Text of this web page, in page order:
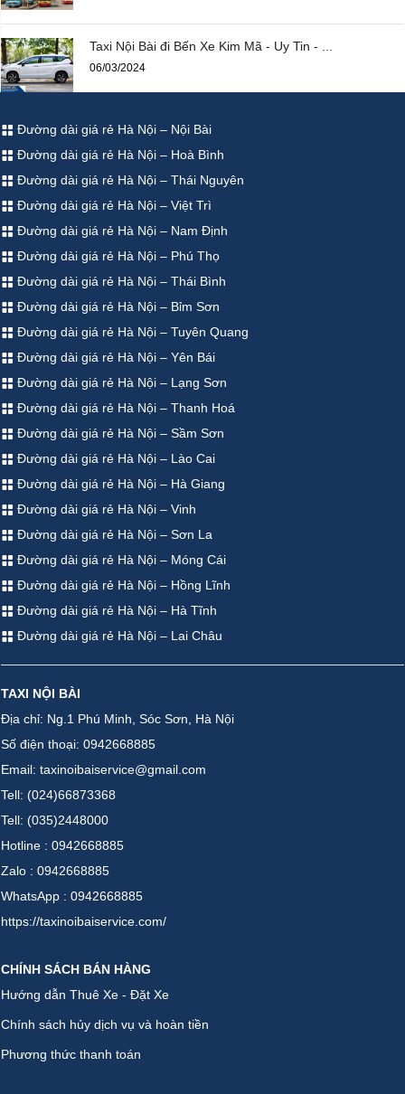
Taxi Nội Bài đi Bến Xe Kim Mã - Uy Tin - ...
06/03/2024
Đường dài giá rẻ Hà Nội – Nội Bài
Đường dài giá rẻ Hà Nội – Hoà Bình
Đường dài giá rẻ Hà Nội – Thái Nguyên
Đường dài giá rẻ Hà Nội – Việt Trì
Đường dài giá rẻ Hà Nội – Nam Định
Đường dài giá rẻ Hà Nội – Phú Thọ
Đường dài giá rẻ Hà Nội – Thái Bình
Đường dài giá rẻ Hà Nội – Bỉm Sơn
Đường dài giá rẻ Hà Nội – Tuyên Quang
Đường dài giá rẻ Hà Nội – Yên Bái
Đường dài giá rẻ Hà Nội – Lạng Sơn
Đường dài giá rẻ Hà Nội – Thanh Hoá
Đường dài giá rẻ Hà Nội – Sầm Sơn
Đường dài giá rẻ Hà Nội – Lào Cai
Đường dài giá rẻ Hà Nội – Hà Giang
Đường dài giá rẻ Hà Nội – Vinh
Đường dài giá rẻ Hà Nội – Sơn La
Đường dài giá rẻ Hà Nội – Móng Cái
Đường dài giá rẻ Hà Nội – Hồng Lĩnh
Đường dài giá rẻ Hà Nội – Hà Tĩnh
Đường dài giá rẻ Hà Nội – Lai Châu
TAXI NỘI BÀI
Địa chỉ: Ng.1 Phú Minh, Sóc Sơn, Hà Nội
Số điện thoại: 0942668885
Email: taxinoibaiservice@gmail.com
Tell: (024)66873368
Tell: (035)2448000
Hotline : 0942668885
Zalo : 0942668885
WhatsApp : 0942668885
https://taxinoibaiservice.com/
CHÍNH SÁCH BÁN HÀNG
Hướng dẫn Thuê Xe - Đặt Xe
Chính sách hủy dịch vụ và hoàn tiền
Phương thức thanh toán